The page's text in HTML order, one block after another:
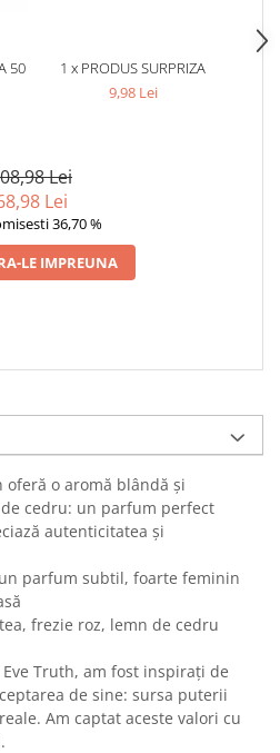
50
1 x PRODUS SURPRIZA
9,98 Lei
Lei
Lei
36,70 %
LE IMPREUNA
oferă o aromă blândă și
cedru: un parfum perfect
autenticitatea și
parfum subtil, foarte feminin
frezie roz, lemn de cedru
Truth, am fost inspirați de
de sine: sursa puterii
Am captat aceste valori cu